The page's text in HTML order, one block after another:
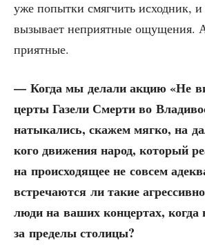
уже попыт­ки смяг­чить исход­ник,
вызы­ва­ет непри­ят­ные ощу­ще­ния.
приятные.
— Когда мы дела­ли акцию «Не
цер­ты Газе­ли Смер­ти во
наты­ка­лись, ска­жем мяг­ко, на
ко­го дви­же­ния народ, кото­рый
на про­ис­хо­дя­щее не совсем
встре­ча­ют­ся ли такие
люди на ваших кон­цер­тах,
за пре­де­лы столицы?